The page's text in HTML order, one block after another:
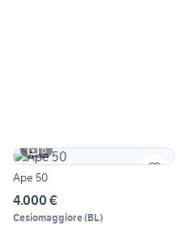
6
Ape 50
4.000 €
Cesiomaggiore(BL)